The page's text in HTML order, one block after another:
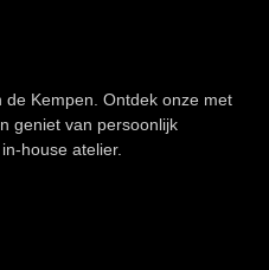
de Kempen. Ontdek onze met
geniet van persoonlijk
house atelier.